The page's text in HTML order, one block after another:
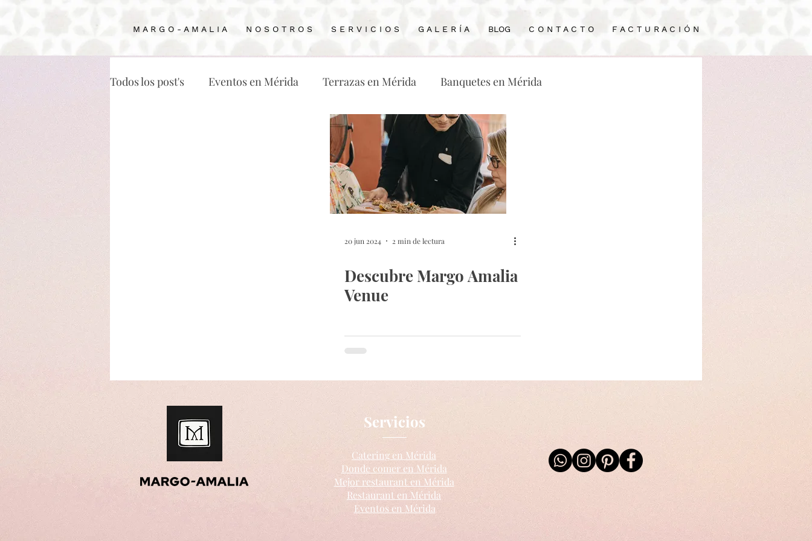
M A R G O - A M A L I A N O S O T R O S S E R V I C I O S G A L E R Í A BLOG C O N T A C T O F A C T U R A C I Ó N
Todos los post's Eventos en Mérida Terrazas en Mérida Banquetes en Mérida
Wedding Planneren Mérida Restaurante en Mérida
20 jun 2024 2 min de lectura
Descubre Margo Amalia
Venue
Servicios
Catering en Mérida
Donde comer en Mérida
Mejor restaurant en Mérida
Restaurant en Mérida
Eventos en Mérida